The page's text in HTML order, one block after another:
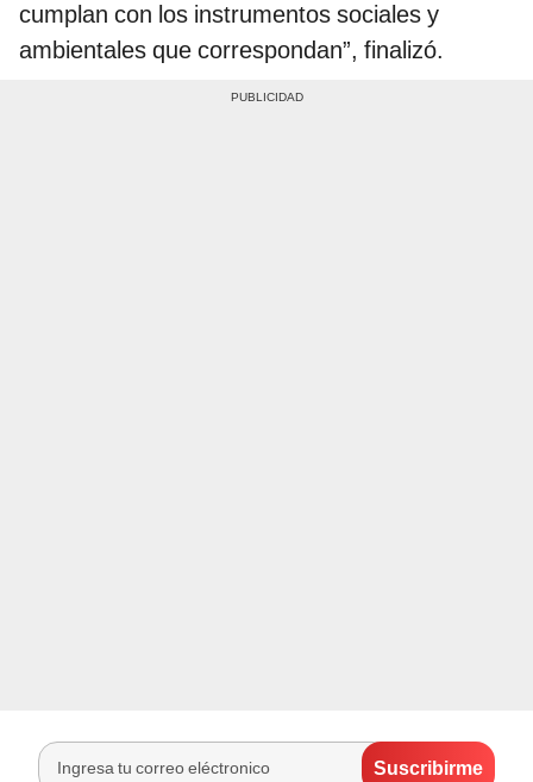
cumplan con los instrumentos sociales y
ambientales que correspondan”, finalizó.